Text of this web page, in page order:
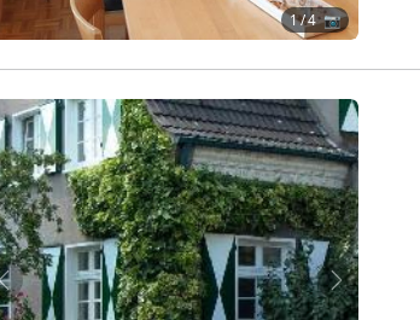
1/ 4 📷
Zurück Weiter